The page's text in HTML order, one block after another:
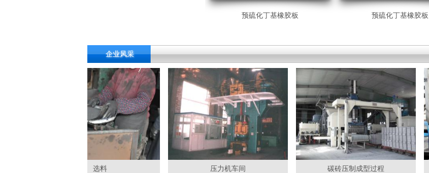
预硫化丁基橡胶板 预硫化丁基橡胶板
预硫化丁基橡胶板 预硫化丁基橡胶板
企业风采
选料 压力机车间 碳砖压制成型过程